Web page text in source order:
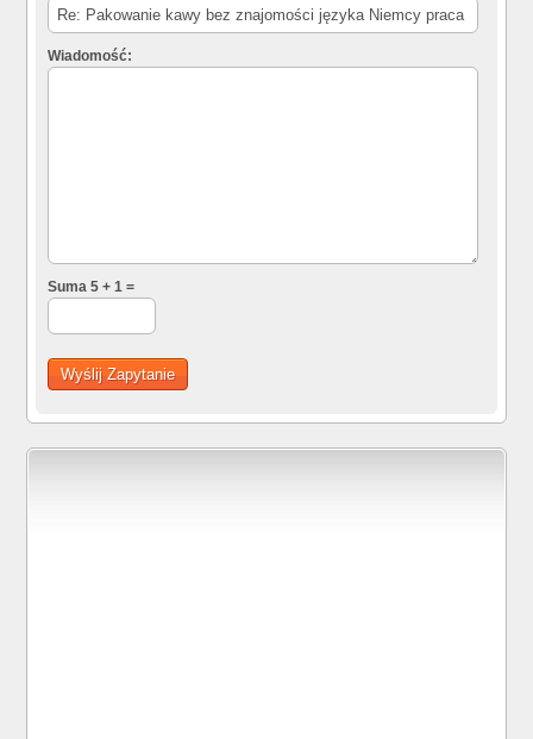
Wiadomość:
Suma 5 + 1 =